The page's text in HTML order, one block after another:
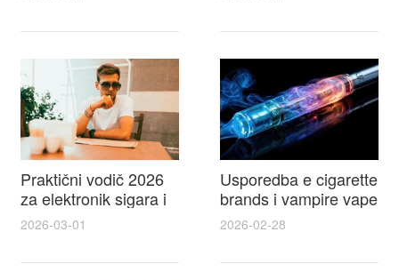
cigarette na e cigareta
elektronske cigarete
Praktični vodič 2026
za elektronik sigara i
mtm e cigarete s
recenzijama i
2026-03-01
Usporedba e cigarette
brands i vampire vape
za 2026 – vodič s
i najboljim ponudama
2026-02-28